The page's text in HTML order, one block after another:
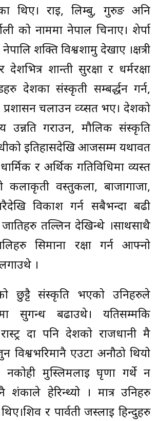
थिए। राइ, लिम्बु, गुरुङ अनि
को नाममा नेपाल चिनाए। शेर्पा
शक्ति विश्वशामु देखाए ।क्षत्री
शान्ती सुरक्षा र धर्मरक्षा
देशका संस्कृती सम्बर्द्धन गर्न,
प्रशासन चलाउन व्य्सत भए। देशको
उन्नति गराउन, मौलिक संस्कृति
इतिहासदेखि आजसम्म यथावत
र अर्थिक गतिविधिमा व्यस्त
कलाकृती वस्तुकला, बाजागाजा,
विकाश गर्न सबैभन्दा बढी
तल्लिन देखिन्थे ।साथसाथै
सिमाना रक्षा गर्न आफ्नो
।
छुट्टै संस्कृति भएको उनिहरुले
सुगन्ध बढाउथे। यतिसम्मकि
हुदा पनि देशको राजधानी मै
विश्वभरिमानै एउटा अनौठो थियो
नकोही मुस्लिमलाइ घृणा गर्थे न
शंकाले हेरिन्थ्यो । मात्र उनिहरु
र पार्वती जस्लाइ हिन्दुहरु